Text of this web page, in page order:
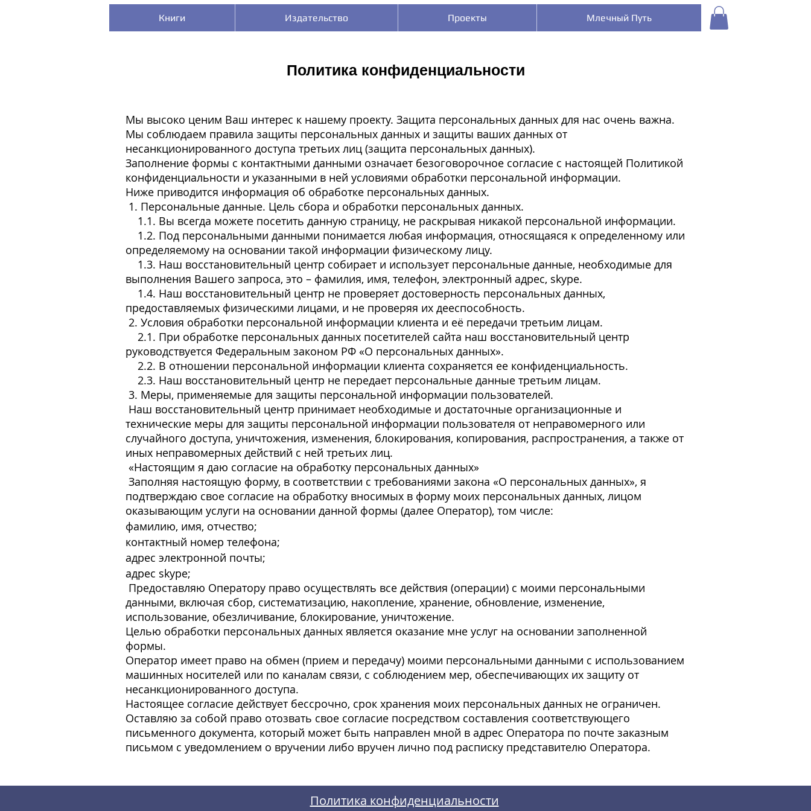
Книги Издательство Проекты Млечный Путь
Политика конфиденциальности
Мы высоко ценим Ваш интерес к нашему проекту. Защита персональных данных для нас очень важна.
Мы соблюдаем правила защиты персональных данных и защиты ваших данных от
несанкционированного доступа третьих лиц (защита персональных данных).
Заполнение формы с контактными данными означает безоговорочное согласие с настоящей Политикой
конфиденциальности и указанными в ней условиями обработки персональной информации.
Ниже приводится информация об обработке персональных данных.
1. Персональные данные. Цель сбора и обработки персональных данных.
1.1. Вы всегда можете посетить данную страницу, не раскрывая никакой персональной информации.
1.2. Под персональными данными понимается любая информация, относящаяся к определенному или
определяемому на основании такой информации физическому лицу.
1.3. Наш восстановительный центр собирает и использует персональные данные, необходимые для
выполнения Вашего запроса, это – фамилия, имя, телефон, электронный адрес, skype.
1.4. Наш восстановительный центр не проверяет достоверность персональных данных,
предоставляемых физическими лицами, и не проверяя их дееспособность.
2. Условия обработки персональной информации клиента и её передачи третьим лицам.
2.1. При обработке персональных данных посетителей сайта наш восстановительный центр
руководствуется Федеральным законом РФ «О персональных данных».
2.2. В отношении персональной информации клиента сохраняется ее конфиденциальность.
2.3. Наш восстановительный центр не передает персональные данные третьим лицам.
3. Меры, применяемые для защиты персональной информации пользователей.
Наш восстановительный центр принимает необходимые и достаточные организационные и
технические меры для защиты персональной информации пользователя от неправомерного или
случайного доступа, уничтожения, изменения, блокирования, копирования, распространения, а также от
иных неправомерных действий с ней третьих лиц.
«Настоящим я даю согласие на обработку персональных данных»
Заполняя настоящую форму, в соответствии с требованиями закона «О персональных данных», я
подтверждаю свое согласие на обработку вносимых в форму моих персональных данных, лицом
оказывающим услуги на основании данной формы (далее Оператор), том числе:
фамилию, имя, отчество;
контактный номер телефона;
адрес электронной почты;
адрес skype;
Предоставляю Оператору право осуществлять все действия (операции) с моими персональными
данными, включая сбор, систематизацию, накопление, хранение, обновление, изменение,
использование, обезличивание, блокирование, уничтожение.
Целью обработки персональных данных является оказание мне услуг на основании заполненной
формы.
Оператор имеет право на обмен (прием и передачу) моими персональными данными с использованием
машинных носителей или по каналам связи, с соблюдением мер, обеспечивающих их защиту от
несанкционированного доступа.
Настоящее согласие действует бессрочно, срок хранения моих персональных данных не ограничен.
Оставляю за собой право отозвать свое согласие посредством составления соответствующего
письменного документа, который может быть направлен мной в адрес Оператора по почте заказным
письмом с уведомлением о вручении либо вручен лично под расписку представителю Оператора.
Политика конфиденциальности